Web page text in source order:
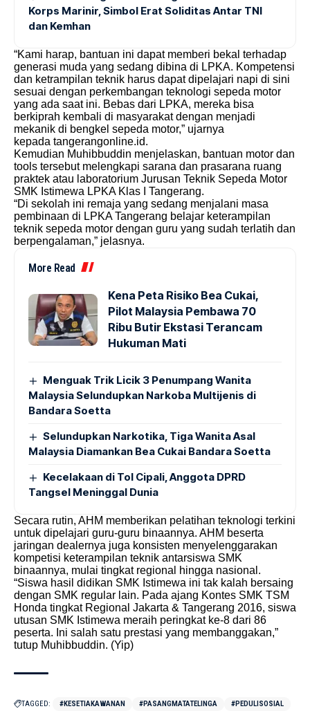
Korps Marinir, Simbol Erat Soliditas Antar TNI
dan Kemhan
“Kami harap, bantuan ini dapat memberi bekal terhadap
generasi muda yang sedang dibina di LPKA. Kompetensi
dan ketrampilan teknik harus dapat dipelajari napi di sini
sesuai dengan perkembangan teknologi sepeda motor
yang ada saat ini. Bebas dari LPKA, mereka bisa
berkiprah kembali di masyarakat dengan menjadi
mekanik di bengkel sepeda motor,” ujarnya
kepada tangerangonline.id.
Kemudian Muhibbuddin menjelaskan, bantuan motor dan
tools tersebut melengkapi sarana dan prasarana ruang
praktek atau laboratorium Jurusan Teknik Sepeda Motor
SMK Istimewa LPKA Klas I Tangerang.
“Di sekolah ini remaja yang sedang menjalani masa
pembinaan di LPKA Tangerang belajar keterampilan
teknik sepeda motor dengan guru yang sudah terlatih dan
berpengalaman,” jelasnya.
More Read
Kena Peta Risiko Bea Cukai,
Pilot Malaysia Pembawa 70
Ribu Butir Ekstasi Terancam
Hukuman Mati
Menguak Trik Licik 3 Penumpang Wanita
Malaysia Selundupkan Narkoba Multijenis di
Bandara Soetta
Selundupkan Narkotika, Tiga Wanita Asal
Malaysia Diamankan Bea Cukai Bandara Soetta
Kecelakaan di Tol Cipali, Anggota DPRD
Tangsel Meninggal Dunia
Secara rutin, AHM memberikan pelatihan teknologi terkini
untuk dipelajari guru-guru binaannya. AHM beserta
jaringan dealernya juga konsisten menyelenggarakan
kompetisi keterampilan teknik antarsiswa SMK
binaannya, mulai tingkat regional hingga nasional.
“Siswa hasil didikan SMK Istimewa ini tak kalah bersaing
dengan SMK regular lain. Pada ajang Kontes SMK TSM
Honda tingkat Regional Jakarta & Tangerang 2016, siswa
utusan SMK Istimewa meraih peringkat ke-8 dari 86
peserta. Ini salah satu prestasi yang membanggakan,”
tutup Muhibbuddin. (Yip)
TAGGED: #KESETIAKAWANAN #PASANGMATATELINGA #PEDULISOSIAL